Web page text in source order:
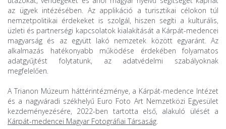
az ügyek intézésében. Az applikáció a turisztikai célokon túl
nemzetpolitikai érdekeket is szolgál, hiszen segíti a kulturális,
üzleti és partnerségi kapcsolatok kialakítását a Kárpát-medencei
magyarság és az együtt lakó nemzetek között egyaránt. Az
alkalmazás hatékonyabb működése érdekében folyamatos
adatgyűjtést folytatunk, az adatvédelmi szabályoknak
megfelelően.
A Trianon Múzeum háttérintézménye, a Kárpát-medence Intézet
és a nagyváradi székhelyű Euro Foto Art Nemzetközi Egyesület
kezdeményezésére, 2022-ben tartotta első, alakuló ülését a
Kárpát-medencei Magyar Fotográfiai Társaság